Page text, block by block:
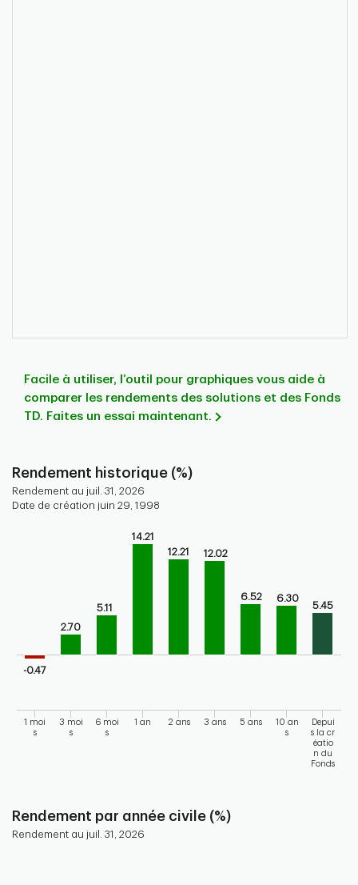
Facile à utiliser, l’outil pour graphiques vous aide à
comparer les rendements des solutions et des Fonds
TD. Faites un essai maintenant.
Rendement historique (%)
Rendement au juil. 31, 2026
Date de création juin 29, 1998
The chart has 1 X axis displaying categories.
The chart has 1 Y axis displaying values. Range: -5 to 15.
-0.47
2.70
5.11
14.21
12.21
12.02
6.52 6.30
5.45
1 moi
s
3 moi
s
6 moi
s
1 an 2 ans 3 ans 5 ans
10 an
s
Depui
s la cr
éatio
n du
Fonds
Rendement par année civile (%)
Rendement au juil. 31, 2026